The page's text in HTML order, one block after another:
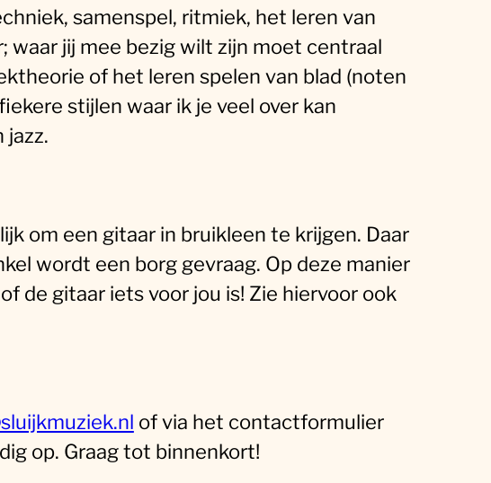
samenspel, ritmiek, het leren van
waar jij mee bezig wilt zijn moet centraal
of het leren spelen van blad (noten
stijlen waar ik je veel over kan
jazz.
om een gitaar in bruikleen te krijgen. Daar
wordt een borg gevraag. Op deze manier
de gitaar iets voor jou is! Zie hiervoor ook
of via het contactformulier
op. Graag tot binnenkort!